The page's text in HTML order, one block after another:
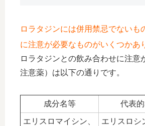
ロラタジンには併用禁忌でないも
に注意が必要なものがいくつかあ
ロラタジンとの飲み合わせに注意
注意薬）は以下の通りです。
成分名等 代表
エリスロマイシン、
エリスロシ